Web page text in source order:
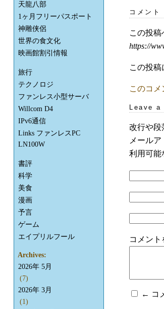
コメント
この投稿
https://
この投
このコメ
Leave a
改行や段
メール
利用可能
コメント
← コ
天龍八部
1ヶ月フリーパスポート
神雕侠侶
世界の食文化
映画館割引情報
旅行
テクノロジ
ファンレス小型サーバ
Willcom D4
IPv6通信
Links ファンレスPC
LN100W
書評
科学
美食
漫画
予言
ゲーム
エイプリルフール
Archives:
2026年 5月
(7)
2026年 3月
(1)